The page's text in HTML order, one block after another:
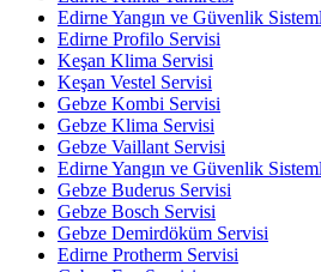
Edirne Yangın ve Güvenlik
Edirne Profilo Servisi
Keşan Klima Servisi
Keşan Vestel Servisi
Gebze Kombi Servisi
Gebze Klima Servisi
Gebze Vaillant Servisi
Edirne Yangın ve Güvenlik
Gebze Buderus Servisi
Gebze Bosch Servisi
Gebze Demirdöküm Servisi
Edirne Protherm Servisi